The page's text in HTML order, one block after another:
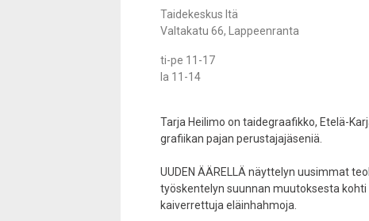
Taidekeskus Itä
Valtakatu 66, Lappeenranta
ti-pe 11-17
la 11-14
Tarja Heilimo on taidegraafikko, Etelä-
grafiikan pajan perustajajäseniä.
UUDEN ÄÄRELLÄ näyttelyn uusimmat
työskentelyn suunnan muutoksesta
kaiverrettuja eläinhahmoja.